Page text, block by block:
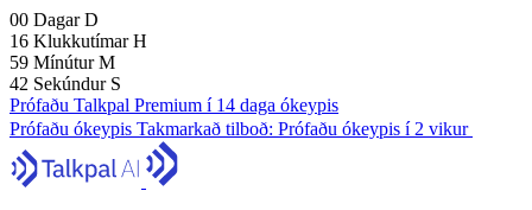
00 DagarD
16 KlukkutímarH
59 MínúturM
41 Sekúndur S
Prófaðu Talkpal Premium í 14 daga ókeypis
Prófaðu ókeypis Takmarkað tilboð: Prófaðu ókeypis í 2 vikur